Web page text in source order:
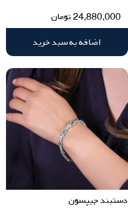
24,880,000تومان
اضافه به سبد خرید
دستبند جیپسون